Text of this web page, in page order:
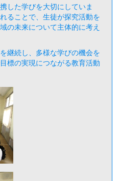
した学びを大切にしていま
ることで、生徒が探究活動を
の未来について主体的に考え
継続し、多様な学びの機会を
標の実現につながる教育活動